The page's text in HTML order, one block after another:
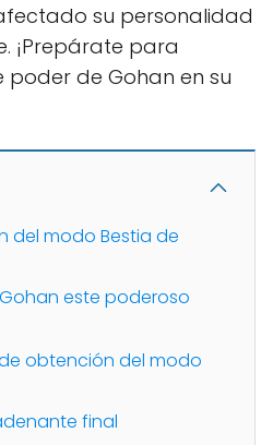
su personalidad
¡Prepárate para
poder de Gohan en su
del modo Bestia de
este poderoso
obtención del modo
final